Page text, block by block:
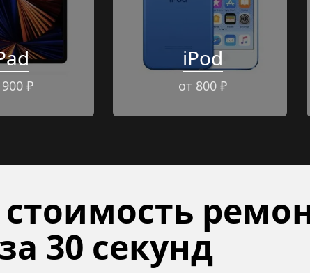
₽
iPod
от 800 ₽
за 30 секунд